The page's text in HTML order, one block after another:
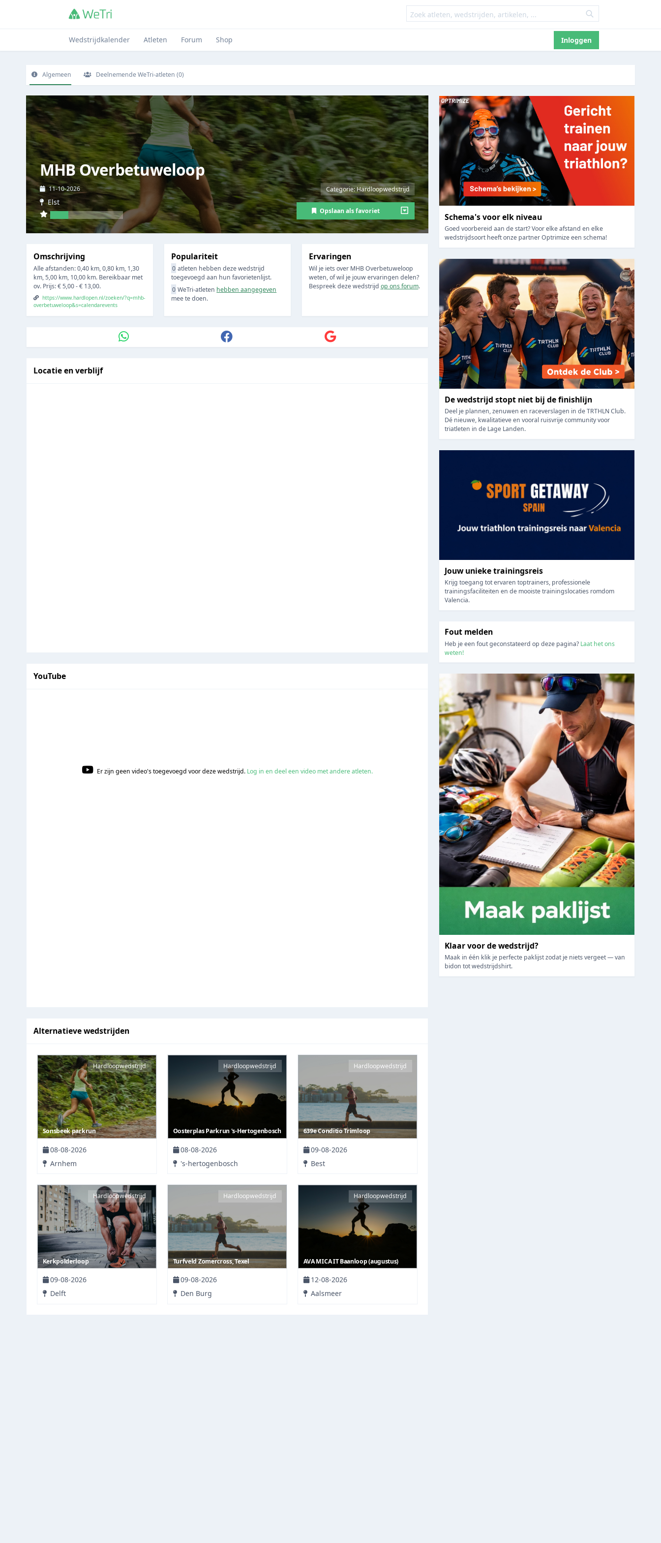
Wedstrijdkalender Atleten Forum Shop Inloggen
Algemeen Deelnemende WeTri-atleten (0)
MHB Overbetuweloop
11-10-2026
Elst
Categorie: Hardloopwedstrijd
Opslaan als favoriet
Omschrijving
Alle afstanden: 0,40 km, 0,80 km, 1,30
km, 5,00 km, 10,00 km. Bereikbaar met
ov. Prijs: € 5,00 - € 13,00.
https://www.hardlopen.nl/zoeken/?q=mhb-
overbetuweloop&s=calendarevents
Populariteit
0 atleten hebben deze wedstrijd
toegevoegd aan hun favorietenlijst.
0 WeTri-atleten hebben aangegeven
mee te doen.
Ervaringen
Wil je iets over MHB Overbetuweloop
weten, of wil je jouw ervaringen delen?
Bespreek deze wedstrijd op ons forum.
Locatie en verblijf
YouTube
Er zijn geen video's toegevoegd voor deze wedstrijd. Log in en deel een video met andere atleten.
Alternatieve wedstrijden
Hardloopwedstrijd
Sonsbeek parkrun
08-08-2026
Arnhem
Hardloopwedstrijd
Oosterplas Parkrun 's-Hertogenbosch
08-08-2026
's-hertogenbosch
Hardloopwedstrijd
639e Conditio Trimloop
09-08-2026
Best
Hardloopwedstrijd
Kerkpolderloop
09-08-2026
Delft
Hardloopwedstrijd
Turfveld Zomercross, Texel
09-08-2026
Den Burg
Hardloopwedstrijd
AVA MICA IT Baanloop (augustus)
12-08-2026
Aalsmeer
Schema's voor elk niveau
Goed voorbereid aan de start? Voor elke afstand en elke
wedstrijdsoort heeft onze partner Optrimize een schema!
De wedstrijd stopt niet bij de finishlijn
Deel je plannen, zenuwen en raceverslagen in de TRTHLN Club.
Dé nieuwe, kwalitatieve en vooral ruisvrije community voor
triatleten in de Lage Landen.
Jouw unieke trainingsreis
Krijg toegang tot ervaren toptrainers, professionele
trainingsfaciliteiten en de mooiste trainingslocaties romdom
Valencia.
Fout melden
Heb je een fout geconstateerd op deze pagina? Laat het ons
weten!
Klaar voor de wedstrijd?
Maak in één klik je perfecte paklijst zodat je niets vergeet — van
bidon tot wedstrijdshirt.